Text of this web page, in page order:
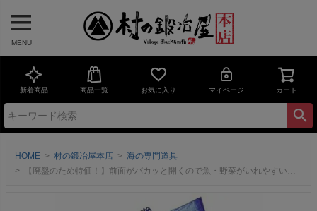
MENU
新着商品 商品一覧 お気に入り マイページ カート
HOME 村の鍛冶屋本店
海の専門道具
【廃盤のため特価！】前面がパカッと開くので魚・野菜がいれやすい！「村の鍛冶屋」オリジナル 干しカゴ 50ｃｍ （大） 串干ネットで美味しい干物